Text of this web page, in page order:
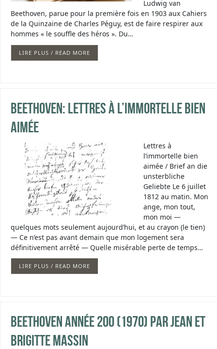
Ludwig van
Beethoven, parue pour la première fois en 1903 aux Cahiers
de la Quinzaine de Charles Péguy, est de faire respirer aux
hommes « le souffle des héros ». Du…
LIRE PLUS / READ MORE
Beethoven: Lettres à l’immortelle bien
aimée
Lettres à
l’immortelle bien
aimée / Brief an die
unsterbliche
Geliebte Le 6 juillet
1812 au matin. Mon
ange, mon tout,
mon moi —
quelques mots seulement aujourd’hui, et au crayon (le tien)
— Ce n’est pas avant demain que mon logement sera
définitivement arrêté — Quelle misérable perte de temps…
LIRE PLUS / READ MORE
Beethoven année 200 (1970) par Jean et
Brigitte Massin